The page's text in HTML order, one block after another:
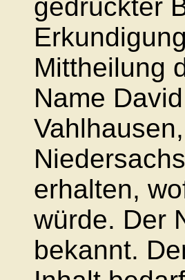
gedrückter
Mittheilung
Name
erhalten,
würde. Der
bekannt.